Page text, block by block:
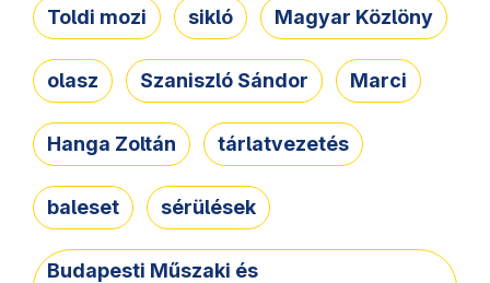
Toldi mozi sikló Magyar Közlöny
olasz Szaniszló Sándor Marci
Hanga Zoltán tárlatvezetés
baleset sérülések
Budapesti Műszaki és